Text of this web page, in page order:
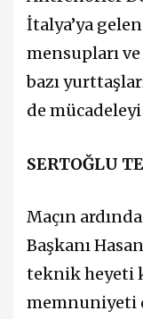
İtalya’ya
mensupları
bazı
de
SERTOĞLU
Maçın
Başkanı
teknik heyeti
memnuniyeti